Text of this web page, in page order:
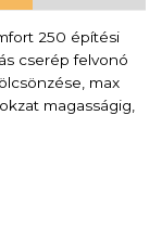
250 építési
cserép felvonó
max
magasságig,